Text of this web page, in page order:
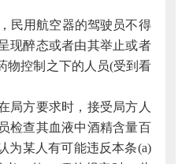
民用航空器的驾驶员不得
现醉态或者由其举止或者
物控制之下的人员(受到看
局方要求时，接受局方人
检查其血液中酒精含量百
为某人有可能违反本条(a)